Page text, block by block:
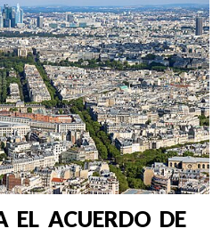
EL ACUERDO DE